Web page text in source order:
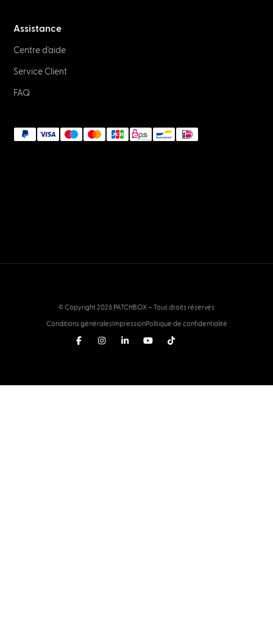
Assistance
Centre d'aide
Service Client
FAQ
© Copyright 2026 PATCHBOX – Tous droits réservés
Conditions généralesImpressionPolitique de confidentialité